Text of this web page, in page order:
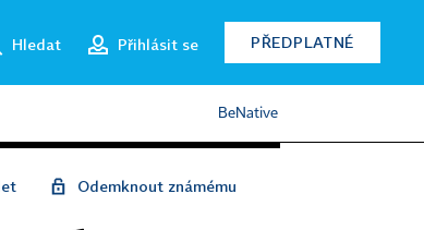
Hledat Přihlásit se PŘEDPLATNÉ
BeNative
Odemknout známému